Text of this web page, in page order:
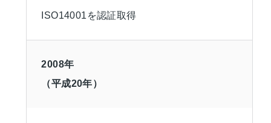
ISO14001を認証取得
2008年
（平成20年）